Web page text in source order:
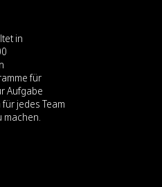
in
für
Aufgabe
jedes Team
machen.